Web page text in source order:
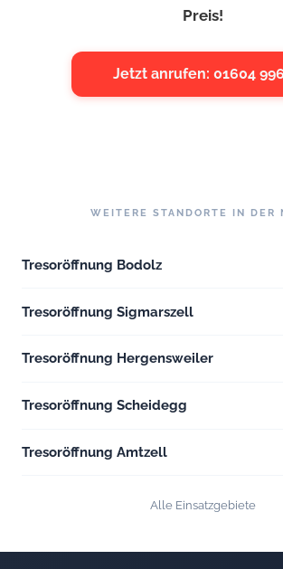
Preis!
Jetzt anrufen: 01604
WEITERE STANDORTE IN DER
Tresoröffnung Bodolz
Tresoröffnung Sigmarszell
Tresoröffnung Hergensweiler
Tresoröffnung Scheidegg
Tresoröffnung Amtzell
Alle Einsatzgebiete